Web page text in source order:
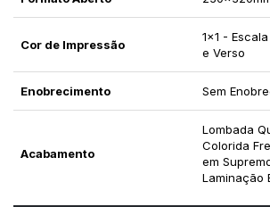
Cor de Impressão
1x1 -
e Verso
Enobrecimento Sem
Acabamento
Lombada
Colorida
em
Laminação